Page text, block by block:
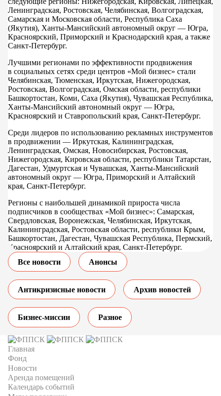
Ленинградская, Ростовская, Челябинская, Волгоградская,
Самарская и Московская области, Республика Саха
(Якутия), Ханты-Мансийский автономный округ — Югра,
Красноярский, Приморский и Краснодарский края, а также
Санкт-Петербург.
Лучшими регионами по эффективности продвижения
в социальных сетях среди центров «Мой бизнес» стали
Челябинская, Тюменская, Иркутская, Нижегородская,
Ростовская, Волгоградская, Омская области, республики
Башкортостан, Коми, Саха (Якутия), Чувашская Республика,
Ханты-Мансийский автономный округ — Югра,
Красноярский и Ставропольский края, Санкт-Петербург.
Среди лидеров по использованию рекламных инструментов
в продвижении — Иркутская, Калининградская,
Ленинградская, Омская, Новосибирская, Ростовская,
Нижегородская, Кировская области, республики Татарстан,
Дагестан, Удмуртская и Чувашская, Ханты-Мансийский
автономный округ — Югра, Приморский и Алтайский
края, Санкт-Петербург.
Регионы с наибольшей динамикой прироста числа
подписчиков в сообществах «Мой бизнес»: Самарская,
Свердловская, Воронежская, Челябинская, Иркутская,
Калининградская, Ростовская области, республики Крым,
Башкортостан, Дагестан, Чувашская Республика, Пермский,
Красноярский и Алтайский края, Санкт-Петербург.
Все новости
Анонсы
Антикризисные новости Архив новостей
Бизнес-миссии Разное
Главная
Фонд
Новости
Аренда помещений
Календарь событий